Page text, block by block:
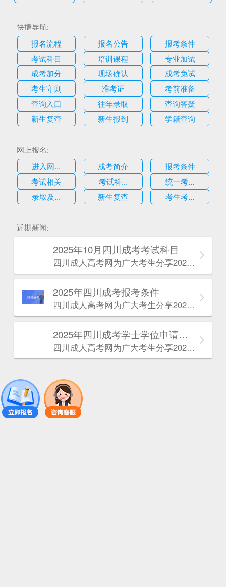
快捷导航:
报名流程
报名公告
报考条件
考试科目
培训课程
专业加试
成考加分
现场确认
成考免试
考生守则
准考证
考前准备
查询入口
往年录取
查询答疑
新生复查
新生报到 学籍查询
网上报名:
进入网...
成考简介
报考条件
考试相关
考试科...
统一考...
录取及...
新生复查 考生考...
近期新闻:
2025年10月四川成考考试科目
四川成人高考网​为广大考生分享2025年10月四川成考考试科目。为广大在职人员和社会人士提供学历提升的机会。更多四川成考考试信息，欢迎在线访问四川成人高考网。
2025年‌‌‌‌四川成考报考条件
四川成人高考网​为广大考生分享2025年‌‌‌‌四川成考报考条件。为广大在职人员和社会人士提供学历提升的机会。更多四川成考考试信息，欢迎在线访问四川成人高考网。
2025年‌‌‌‌四川成考学士学位申请条件
四川成人高考网​为广大考生分享2025年‌‌‌‌四川成考学士学位申请条件。为广大在职人员和社会人士提供学历提升的机会。更多四川成考考试信息，欢迎在线访问四川成人高考网。